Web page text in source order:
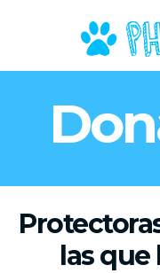
las